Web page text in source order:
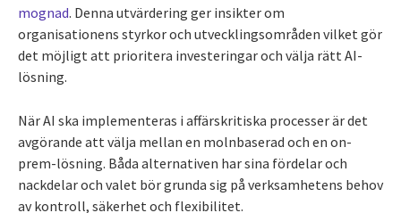
mognad. Denna utvärdering ger insikter om
organisationens styrkor och utvecklingsområden vilket gör
det möjligt att prioritera investeringar och välja rätt AI-
lösning.
När AI ska implementeras i affärskritiska processer är det
avgörande att välja mellan en molnbaserad och en on-
prem-lösning. Båda alternativen har sina fördelar och
nackdelar och valet bör grunda sig på verksamhetens behov
av kontroll, säkerhet och flexibilitet.